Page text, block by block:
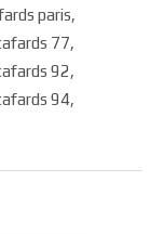
paris,
77,
92,
94,